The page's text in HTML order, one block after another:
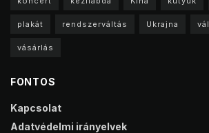
plakát rendszerváltás Ukrajna
vásárlás
FONTOS
Kapcsolat
Adatvédelmi irányelvek